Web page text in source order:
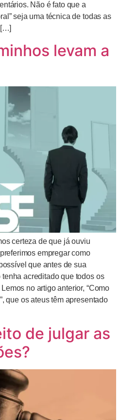
Não é fato que a
seja uma técnica de todas as
[…]
levam a
certeza de que já ouviu
empregar como
que antes de sua
acreditado que todos os
no artigo anterior, “Como
que os ateus têm apresentado
de julgar as